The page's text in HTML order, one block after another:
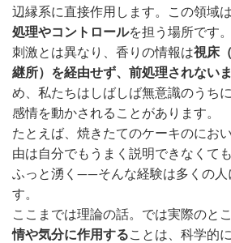
辺縁系に直接作用します。この領域
処理やコントロールを担う場所です
刺激とは異なり、香りの情報は視床
継所）を経由せず、前処理されない
め、私たちはしばしば無意識のうち
感情を動かされることがあります。
たとえば、焼きたてのケーキのにお
由は自分でもうまく説明できなくて
ふっと湧く——そんな経験は多くの人
す。
ここまでは理論の話。では実際のとこ
情や気分に作用することは、科学的